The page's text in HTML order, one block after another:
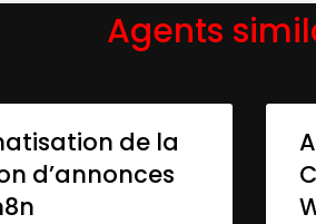
Agents
de la
d’annonces